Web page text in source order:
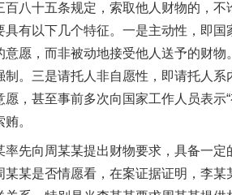
百八十五条规定，索取他人财物的，
有以下几个特征。一是主动性，即
意愿，而非被动地接受他人送予的财
。三是请托人非自愿性，即请托人
，甚至事前多次向国家工作人员表
。
向周某某提出财物要求，具备一定
某某是否情愿看，在案证据证明，李